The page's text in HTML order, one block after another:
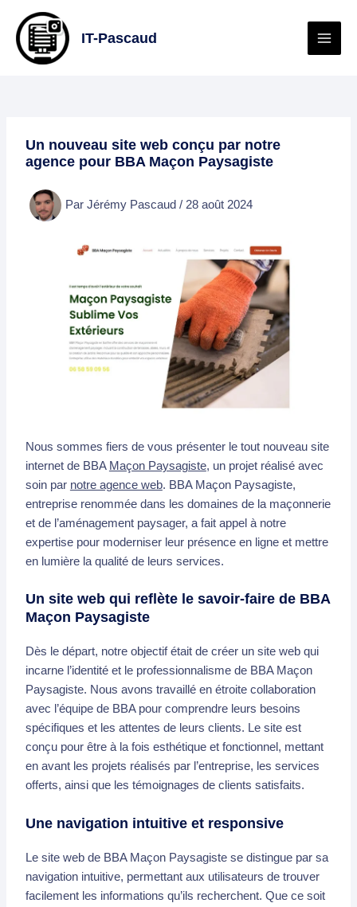
contenu
IT-Pascaud
Un nouveau site web conçu par notre
agence pour BBA Maçon Paysagiste
Par Jérémy Pascaud / 28 août 2024
Nous sommes fiers de vous présenter le tout nouveau site
internet de BBA Maçon Paysagiste, un projet réalisé avec
soin par notre agence web. BBA Maçon Paysagiste,
entreprise renommée dans les domaines de la maçonnerie
et de l’aménagement paysager, a fait appel à notre
expertise pour moderniser leur présence en ligne et mettre
en lumière la qualité de leurs services.
Un site web qui reflète le savoir-faire de BBA
Maçon Paysagiste
Dès le départ, notre objectif était de créer un site web qui
incarne l’identité et le professionnalisme de BBA Maçon
Paysagiste. Nous avons travaillé en étroite collaboration
avec l’équipe de BBA pour comprendre leurs besoins
spécifiques et les attentes de leurs clients. Le site est
conçu pour être à la fois esthétique et fonctionnel, mettant
en avant les projets réalisés par l’entreprise, les services
offerts, ainsi que les témoignages de clients satisfaits.
Une navigation intuitive et responsive
Le site web de BBA Maçon Paysagiste se distingue par sa
navigation intuitive, permettant aux utilisateurs de trouver
facilement les informations qu’ils recherchent. Que ce soit